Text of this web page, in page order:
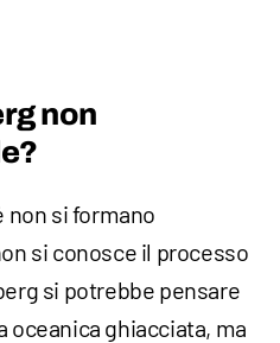
non
si formano
si conosce il processo
si potrebbe pensare
oceanica ghiacciata, ma